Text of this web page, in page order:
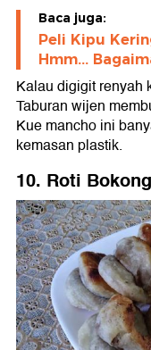
Baca juga:
Peli Kipu
Hmm...
Kalau digigit renyah
Taburan wijen
Kue mancho ini
kemasan plastik.
10. Roti Bokong